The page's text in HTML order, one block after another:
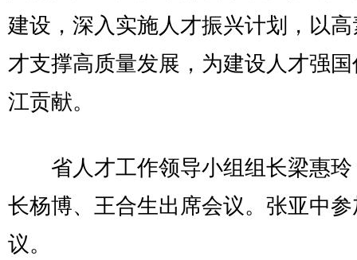
建设，深入实施人才振兴计划，以
才支撑高质量发展，为建设人才强
江贡献。
省人才工作领导小组组长梁惠玲
长杨博、王合生出席会议。张亚中
议。